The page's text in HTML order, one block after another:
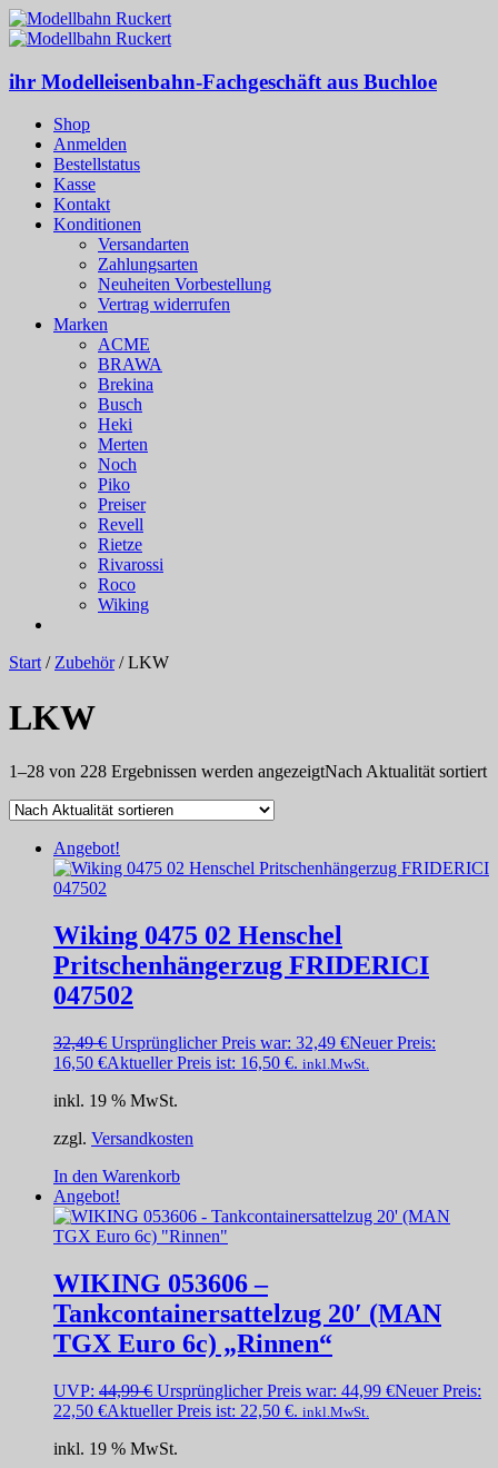
ihr Modelleisenbahn-Fachgeschäft aus Buchloe
Shop
Anmelden
Bestellstatus
Kasse
Kontakt
Konditionen
Versandarten
Zahlungsarten
Neuheiten Vorbestellung
Vertrag widerrufen
Marken
ACME
BRAWA
Brekina
Busch
Heki
Merten
Noch
Piko
Preiser
Revell
Rietze
Rivarossi
Roco
Wiking
Start/Zubehör/ LKW
LKW
1–28 von 228 Ergebnissen werden angezeigtNach Aktualität sortiert
Angebot!
Wiking 0475 02 Henschel
Pritschenhängerzug FRIDERICI
047502
32,49€ Ursprünglicher Preis war: 32,49 €Neuer Preis:
16,50 €Aktueller Preis ist: 16,50 €. inkl.MwSt.
inkl. 19 % MwSt.
zzgl. Versandkosten
In den Warenkorb
Angebot!
WIKING 053606 –
Tankcontainersattelzug 20′ (MAN
TGX Euro 6c) „Rinnen“
UVP: 44,99€ Ursprünglicher Preis war: 44,99 €Neuer Preis:
22,50 €Aktueller Preis ist: 22,50 €. inkl.MwSt.
inkl. 19 % MwSt.